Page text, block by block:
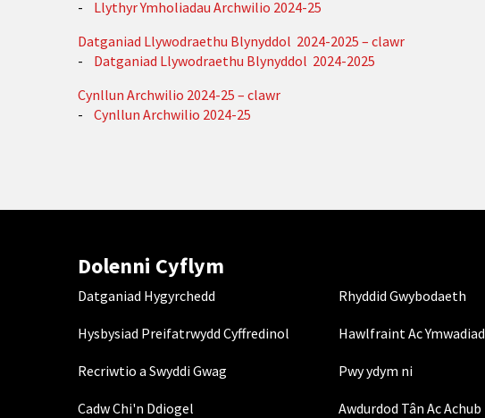
- Llythyr Ymholiadau Archwilio 2024-25
Datganiad Llywodraethu Blynyddol 2024-2025 – clawr
- Datganiad Llywodraethu Blynyddol 2024-2025
Cynllun Archwilio 2024-25 – clawr
- Cynllun Archwilio 2024-25
Dolenni Cyflym
Datganiad Hygyrchedd Rhyddid Gwybodaeth
Hysbysiad Preifatrwydd Cyffredinol Hawlfraint Ac Ymwadiad
Recriwtio a Swyddi Gwag Pwy ydym ni
Cadw Chi'n Ddiogel Awdurdod Tân Ac Achub